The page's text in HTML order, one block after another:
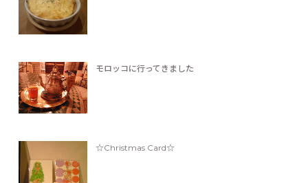
モロッコに行ってきました
☆Christmas Card☆